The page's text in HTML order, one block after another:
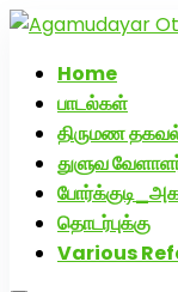
Home
பாடல்கள்
திருமண
துளுவ
தொடர்புக்கு
Various
அகமுடையார்